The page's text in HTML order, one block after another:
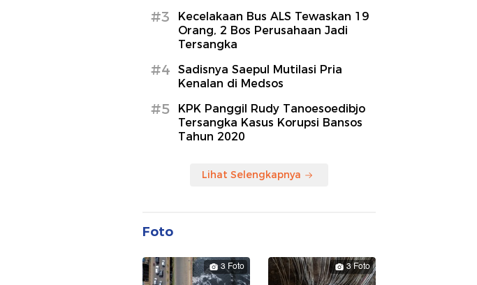
#3
Kecelakaan Bus ALS Tewaskan 19
Orang, 2 Bos Perusahaan Jadi
Tersangka
#4
Sadisnya Saepul Mutilasi Pria
Kenalan di Medsos
#5
KPK Panggil Rudy Tanoesoedibjo
Tersangka Kasus Korupsi Bansos
Tahun 2020
Lihat Selengkapnya
Foto
3 Foto 3 Foto